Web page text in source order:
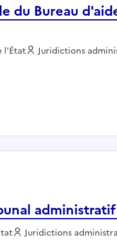
du Bureau
l'État Employeur :
Juridictions
du Bureau
Employeur :
Juridictions